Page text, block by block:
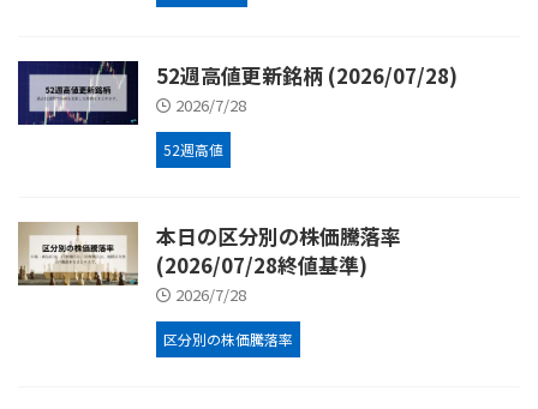
52週高値更新銘柄 (2026/07/28)
2026/7/28
52週高値
本日の区分別の株価騰落率
(2026/07/28終値基準)
2026/7/28
区分別の株価騰落率